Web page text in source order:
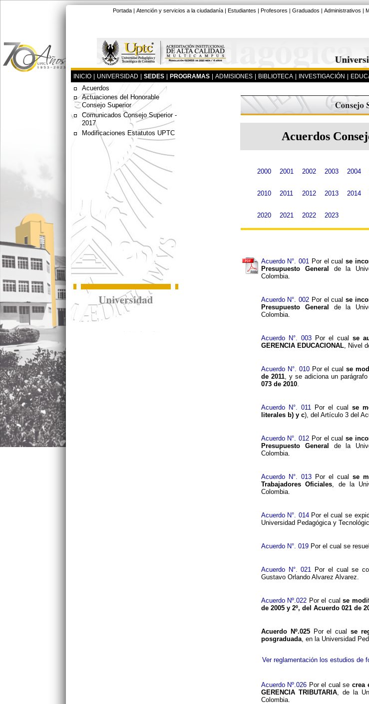
Portada |Atención y servicios a la ciudadanía |Estudiantes |Profesores |Graduados |Administrativos |
INICIO UNIVERSIDAD SEDES PROGRAMAS ADMISIONES BIBLIOTECA INVESTIGACIÓN
Acuerdos
Actuaciones del Honorable
Consejo Superior
Comunicados Consejo Superior -
2017
Modificaciones Estatutos UPTC Acuerdos
2000 2001 2002 2003 2004
2010 2011 2012 2013 2014
2020 2021 2022 2023
Acuerdo N°. 001 Por el cualse
Presupuesto General
de la
Colombia.
Acuerdo N°. 002 Por el cualse
Presupuesto General
de la
Colombia.
Acuerdo N°. 003Por el cualse
GERENCIA EDUCACIONAL, Nivel
Acuerdo N°. 010Por el cualse
de 2011, y se adiciona un
073 de 2010.
Acuerdo N°. 011 Por el cualse
literales b) y c), del Artículo 3 del
Acuerdo N°. 012 Por el cualse
Presupuesto General
de la
Colombia.
Acuerdo N°. 013Por el cualse
Trabajadores Oficiales , de la
Colombia.
Acuerdo N°. 014Por el cual se
Universidad Pedagógica y
Acuerdo N°. 019Por el cual se
Acuerdo N°. 021
Por el cual se
Gustavo Orlando Alvarez Alvarez.
Acuerdo Nº.022 Por el cualse
de 2005 y 2º, del Acuerdo 021 de
Acuerdo Nº.025Por el cualse
posgraduada, en la Universidad
Ver reglamentación los estudios de
Acuerdo Nº.026 Por el cual secrea
GERENCIA TRIBUTARIA, de la
Colombia.